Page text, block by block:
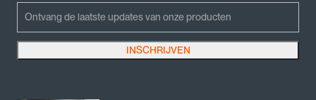
12 mm massieve spijlen,
thermisch verzinkt staal voor uitstekende
duurzaamheid.
LinkedIn
Dit veld is bedoeld voor validatiedoeleinden en moet niet worden gewijzigd.
INSCHRIJVEN